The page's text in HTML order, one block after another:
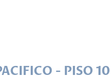
- PISO 10